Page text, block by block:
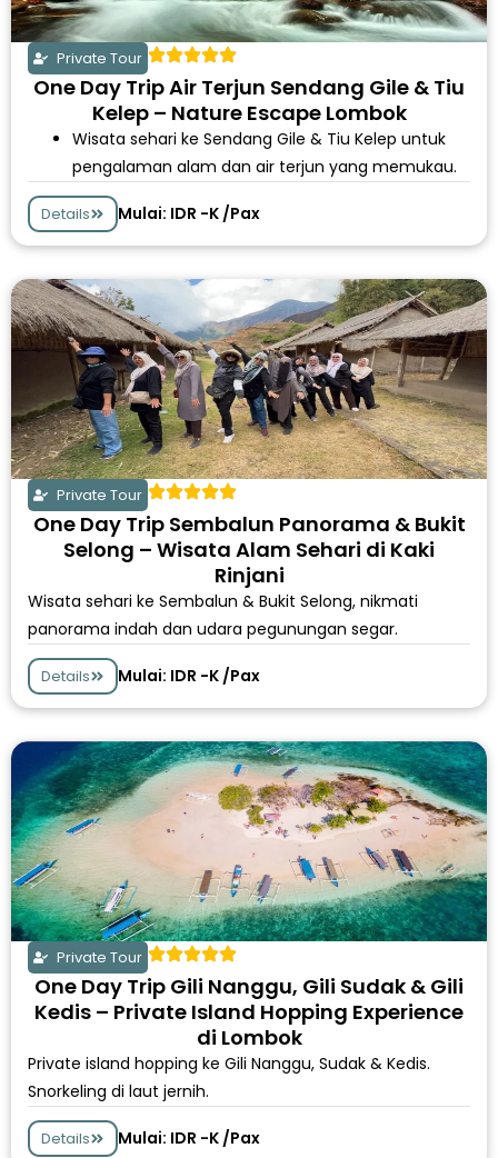
Private Tour
One Day Trip Air Terjun Sendang Gile & Tiu
Kelep – Nature Escape Lombok
Wisata sehari ke Sendang Gile & Tiu Kelep untuk
pengalaman alam dan air terjun yang memukau.
Details Mulai: IDR -K /Pax
Private Tour
One Day Trip Sembalun Panorama & Bukit
Selong – Wisata Alam Sehari di Kaki
Rinjani
Wisata sehari ke Sembalun & Bukit Selong, nikmati
panorama indah dan udara pegunungan segar.
Details Mulai: IDR -K /Pax
Private Tour
One Day Trip Gili Nanggu, Gili Sudak & Gili
Kedis – Private Island Hopping Experience
di Lombok
Private island hopping ke Gili Nanggu, Sudak & Kedis.
Snorkeling di laut jernih.
Details Mulai: IDR -K /Pax